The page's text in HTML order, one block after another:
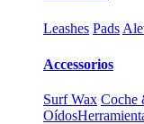
Leashes Pads
Accessorios
Surf Wax Coche
Oídos